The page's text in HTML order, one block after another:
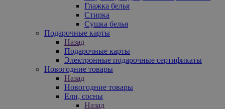
Глажка белья
Стирка
Сушка белья
Подарочные карты
Назад
Подарочные карты
Электронные подарочные сертификаты
Новогодние товары
Назад
Новогодние товары
Ели, сосны
Назад